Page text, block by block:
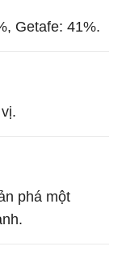
Getafe: 41%.
phá một